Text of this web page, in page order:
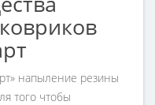
напыление резины
того чтобы